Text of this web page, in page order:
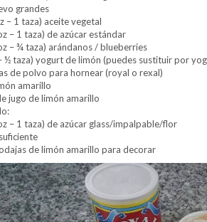
grandes
– 1 taza) aceite vegetal
– 1 taza) de azúcar estándar
– ¾ taza) arándanos / blueberries
½ taza) yogurt de limón (puedes sustituir por
de polvo para hornear (royal o rexal)
amarillo
jugo de limón amarillo
– 1 taza) de azúcar glass/impalpable/flor
de limón amarillo para decorar